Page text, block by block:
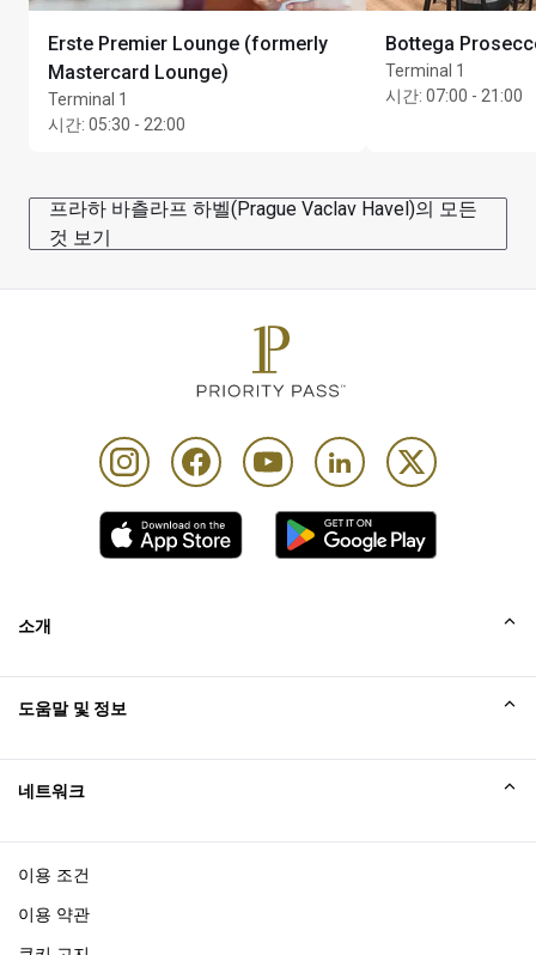
카드 소지자 1인당 동반자 최대 Unlimited명
Erste Premier Lounge (formerly
Mastercard Lounge)
Terminal 1
시간: 05:30 - 22:00
Bottega
Terminal 1
시간: 07:00 - 21:00
프라하 바츨라프 하벨(Prague Vaclav Havel)의 모든
것 보기
소개
Excellence Awards
블로그
도움말 및 정보
네트워크
이용 조건
이용 약관